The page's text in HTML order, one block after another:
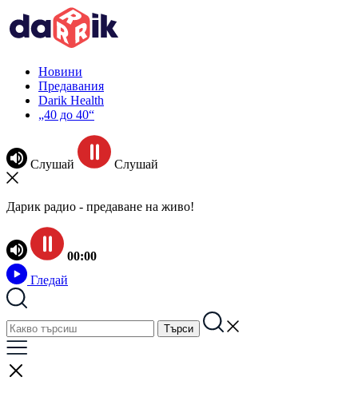
Новини
Предавания
Darik Health
„40 до 40“
Слушай Слушай
Дарик радио - предаване на живо!
00:00
Гледай